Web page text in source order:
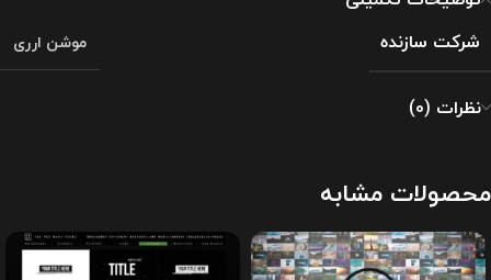
شرکت سازنده
موشن ارری
نظرات (0)
محصولات مشابه